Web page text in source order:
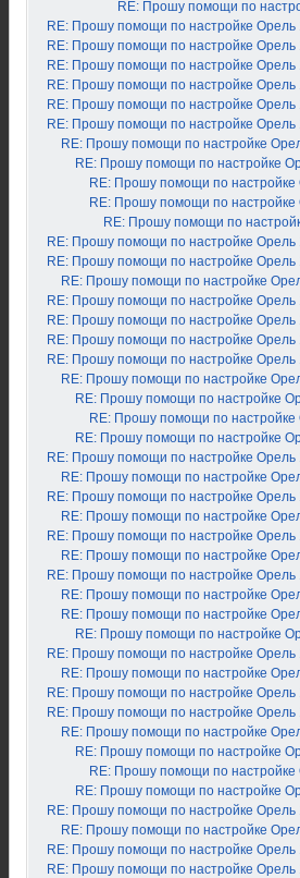
RE: Прошу помощи по
RE: Прошу помощи по настройке Орель
RE: Прошу помощи по настройке Орель
RE: Прошу помощи по настройке Орель
RE: Прошу помощи по настройке Орель
RE: Прошу помощи по настройке Орель
RE: Прошу помощи по настройке Орель
RE: Прошу помощи по настройке
RE: Прошу помощи по настройке
RE: Прошу помощи по
RE: Прошу помощи по
RE: Прошу помощи по
RE: Прошу помощи по настройке Орель
RE: Прошу помощи по настройке Орель
RE: Прошу помощи по настройке
RE: Прошу помощи по настройке Орель
RE: Прошу помощи по настройке Орель
RE: Прошу помощи по настройке Орель
RE: Прошу помощи по настройке Орель
RE: Прошу помощи по настройке
RE: Прошу помощи по настройке
RE: Прошу помощи по
RE: Прошу помощи по настройке
RE: Прошу помощи по настройке Орель
RE: Прошу помощи по настройке
RE: Прошу помощи по настройке Орель
RE: Прошу помощи по настройке
RE: Прошу помощи по настройке Орель
RE: Прошу помощи по настройке
RE: Прошу помощи по настройке Орель
RE: Прошу помощи по настройке
RE: Прошу помощи по настройке
RE: Прошу помощи по настройке
RE: Прошу помощи по настройке Орель
RE: Прошу помощи по настройке
RE: Прошу помощи по настройке Орель
RE: Прошу помощи по настройке Орель
RE: Прошу помощи по настройке
RE: Прошу помощи по настройке
RE: Прошу помощи по
RE: Прошу помощи по настройке
RE: Прошу помощи по настройке Орель
RE: Прошу помощи по настройке
RE: Прошу помощи по настройке Орель
RE: Прошу помощи по настройке Орель